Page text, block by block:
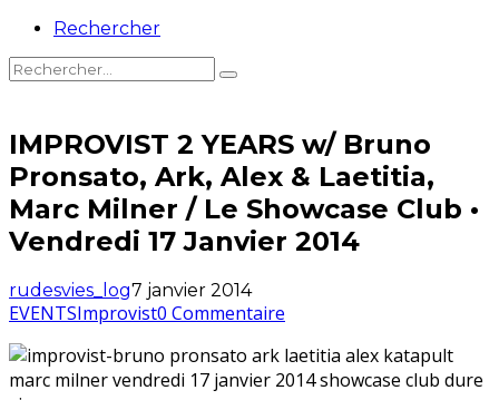
Rechercher
IMPROVIST 2 YEARS w/ Bruno
Pronsato, Ark, Alex & Laetitia,
Marc Milner / Le Showcase Club •
Vendredi 17 Janvier 2014
rudesvies_log7 janvier 2014
EVENTSImprovist0 Commentaire